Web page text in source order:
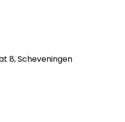
8, Scheveningen